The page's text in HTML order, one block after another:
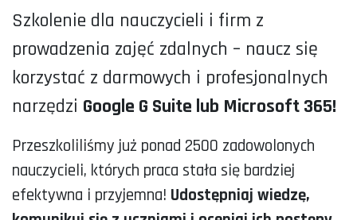
Szkolenie dla nauczycieli i firm z
prowadzenia zajęć zdalnych – naucz się
korzystać z darmowych i profesjonalnych
narzędzi Google G Suite lub Microsoft 365!
Przeszkoliliśmy już ponad 2500 zadowolonych
nauczycieli, których praca stała się bardziej
efektywna i przyjemna! Udostępniaj wiedzę,